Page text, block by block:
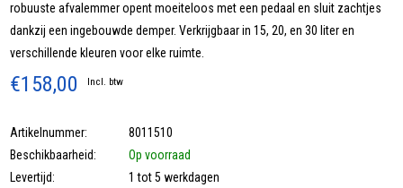
robuuste afvalemmer opent moeiteloos met een pedaal en sluit zachtjes
dankzij een ingebouwde demper. Verkrijgbaar in 15, 20, en 30 liter en
verschillende kleuren voor elke ruimte.
€158,00 Incl. btw
Artikelnummer:
8011510
Beschikbaarheid:
Op voorraad
Levertijd:
1 tot 5 werkdagen